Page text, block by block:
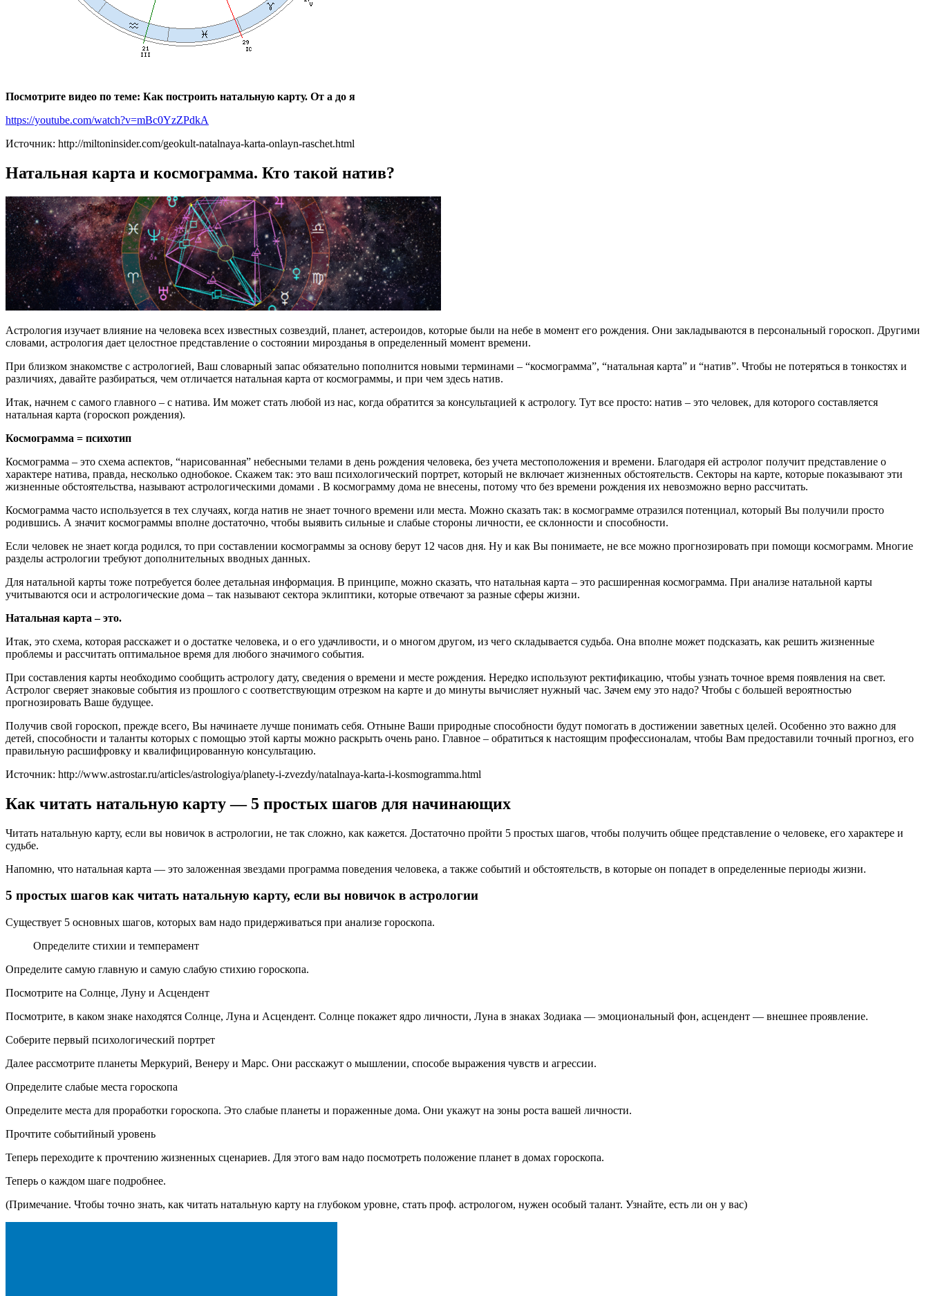
Посмотрите видео по теме: Как построить натальную карту. От а до я
https://youtube.com/watch?v=mBc0YzZPdkA
Источник: http://miltoninsider.com/geokult-natalnaya-karta-onlayn-raschet.html
Натальная карта и космограмма. Кто такой натив?
Астрология изучает влияние на человека всех известных созвездий, планет, астероидов, которые были на небе в момент его рождения. Они закладываются в персональный гороскоп. Другими
словами, астрология дает целостное представление о состоянии мирозданья в определенный момент времени.
При близком знакомстве с астрологией, Ваш словарный запас обязательно пополнится новыми терминами – “космограмма”, “натальная карта” и “натив”. Чтобы не потеряться в тонкостях и
различиях, давайте разбираться, чем отличается натальная карта от космограммы, и при чем здесь натив.
Итак, начнем с самого главного – с натива. Им может стать любой из нас, когда обратится за консультацией к астрологу. Тут все просто: натив – это человек, для которого составляется
натальная карта (гороскоп рождения).
Космограмма = психотип
Космограмма – это схема аспектов, “нарисованная” небесными телами в день рождения человека, без учета местоположения и времени. Благодаря ей астролог получит представление о
характере натива, правда, несколько однобокое. Скажем так: это ваш психологический портрет, который не включает жизненных обстоятельств. Секторы на карте, которые показывают эти
жизненные обстоятельства, называют астрологическими домами . В космограмму дома не внесены, потому что без времени рождения их невозможно верно рассчитать.
Космограмма часто используется в тех случаях, когда натив не знает точного времени или места. Можно сказать так: в космограмме отразился потенциал, который Вы получили просто
родившись. А значит космограммы вполне достаточно, чтобы выявить сильные и слабые стороны личности, ее склонности и способности.
Если человек не знает когда родился, то при составлении космограммы за основу берут 12 часов дня. Ну и как Вы понимаете, не все можно прогнозировать при помощи космограмм. Многие
разделы астрологии требуют дополнительных вводных данных.
Для натальной карты тоже потребуется более детальная информация. В принципе, можно сказать, что натальная карта – это расширенная космограмма. При анализе натальной карты
учитываются оси и астрологические дома – так называют сектора эклиптики, которые отвечают за разные сферы жизни.
Натальная карта – это.
Итак, это схема, которая расскажет и о достатке человека, и о его удачливости, и о многом другом, из чего складывается судьба. Она вполне может подсказать, как решить жизненные
проблемы и рассчитать оптимальное время для любого значимого события.
При составления карты необходимо сообщить астрологу дату, сведения о времени и месте рождения. Нередко используют ректификацию, чтобы узнать точное время появления на свет.
Астролог сверяет знаковые события из прошлого с соответствующим отрезком на карте и до минуты вычисляет нужный час. Зачем ему это надо? Чтобы с большей вероятностью
прогнозировать Ваше будущее.
Получив свой гороскоп, прежде всего, Вы начинаете лучше понимать себя. Отныне Ваши природные способности будут помогать в достижении заветных целей. Особенно это важно для
детей, способности и таланты которых с помощью этой карты можно раскрыть очень рано. Главное – обратиться к настоящим профессионалам, чтобы Вам предоставили точный прогноз, его
правильную расшифровку и квалифицированную консультацию.
Источник: http://www.astrostar.ru/articles/astrologiya/planety-i-zvezdy/natalnaya-karta-i-kosmogramma.html
Как читать натальную карту — 5 простых шагов для начинающих
Читать натальную карту, если вы новичок в астрологии, не так сложно, как кажется. Достаточно пройти 5 простых шагов, чтобы получить общее представление о человеке, его характере и
судьбе.
Напомню, что натальная карта — это заложенная звездами программа поведения человека, а также событий и обстоятельств, в которые он попадет в определенные периоды жизни.
5 простых шагов как читать натальную карту, если вы новичок в астрологии
Существует 5 основных шагов, которых вам надо придерживаться при анализе гороскопа.
Определите стихии и темперамент
Определите самую главную и самую слабую стихию гороскопа.
Посмотрите на Солнце, Луну и Асцендент
Посмотрите, в каком знаке находятся Солнце, Луна и Асцендент. Солнце покажет ядро личности, Луна в знаках Зодиака — эмоциональный фон, асцендент — внешнее проявление.
Соберите первый психологический портрет
Далее рассмотрите планеты Меркурий, Венеру и Марс. Они расскажут о мышлении, способе выражения чувств и агрессии.
Определите слабые места гороскопа
Определите места для проработки гороскопа. Это слабые планеты и пораженные дома. Они укажут на зоны роста вашей личности.
Прочтите событийный уровень
Теперь переходите к прочтению жизненных сценариев. Для этого вам надо посмотреть положение планет в домах гороскопа.
Теперь о каждом шаге подробнее.
(Примечание. Чтобы точно знать, как читать натальную карту на глубоком уровне, стать проф. астрологом, нужен особый талант. Узнайте, есть ли он у вас)